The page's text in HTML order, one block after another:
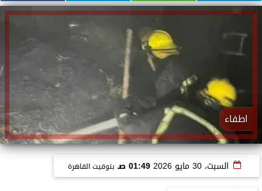
اطفاء
السبت، 30 مايو 2026 01:49 صـ بتوقيت القاهرة